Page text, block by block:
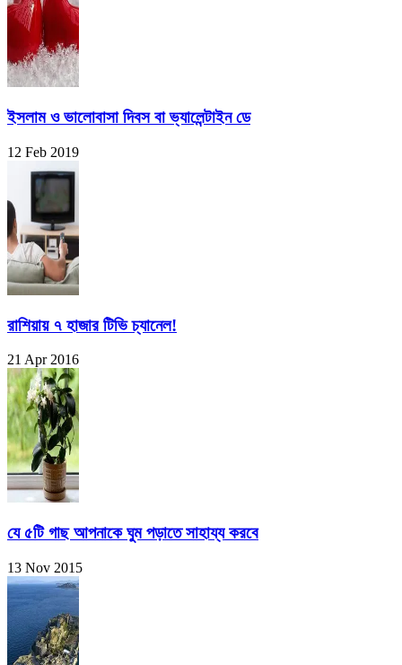
ইসলাম ও ভালোবাসা দিবস বা ভ্যালেন্টাইন ডে
12 Feb 2019
রাশিয়ায় ৭ হাজার টিভি চ্যানেল!
21 Apr 2016
যে ৫টি গাছ আপনাকে ঘুম পড়াতে সাহায্য করবে
13 Nov 2015